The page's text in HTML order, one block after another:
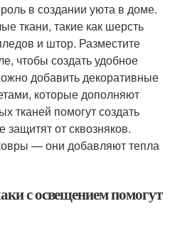
в создании уюта в доме.
ткани, такие как шерсть
и штор. Разместите
чтобы создать удобное
добавить декоративные
которые дополняют
тканей помогут создать
от сквозняков.
— они добавляют тепла
с освещением помогут